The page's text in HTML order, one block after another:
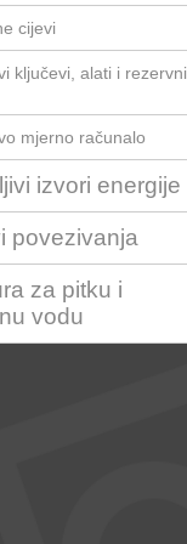
cijevi
ključevi, alati i rezervni
mjerno računalo
izvori energije
povezivanja
za pitku i
vodu